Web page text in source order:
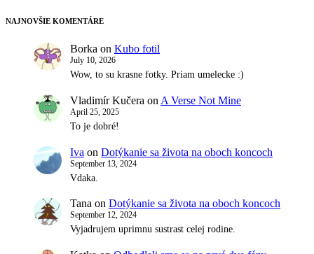
NAJNOVŠIE KOMENTÁRE
Borka on Kubo fotil
July 10, 2026
Wow, to su krasne fotky. Priam umelecke :)
Vladimír Kučera on A Verse Not Mine
April 25, 2025
To je dobré!
Iva on Dotýkanie sa života na oboch koncoch
September 13, 2024
Vdaka.
Tana on Dotýkanie sa života na oboch koncoch
September 12, 2024
Vyjadrujem uprimnu sustrast celej rodine.